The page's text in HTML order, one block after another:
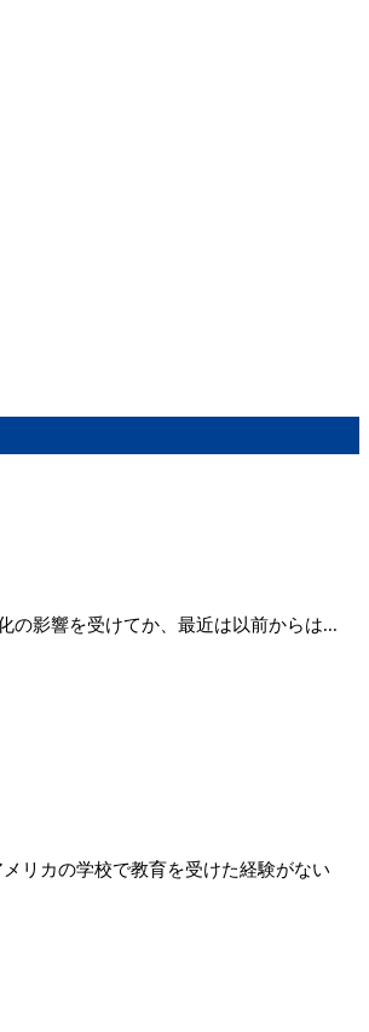
の影響を受けてか、最近は以前からは...
リカの学校で教育を受けた経験がない